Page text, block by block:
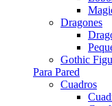
Dragones
Gothic
Para Pared
Cuadros